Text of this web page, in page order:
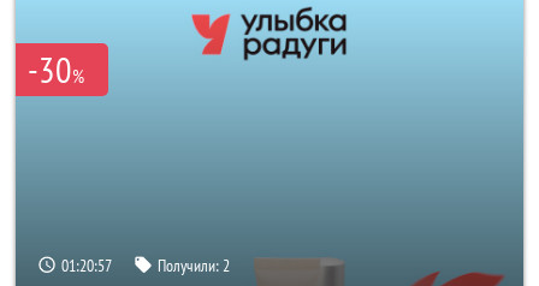
-30%
01:20:56 Получили:2